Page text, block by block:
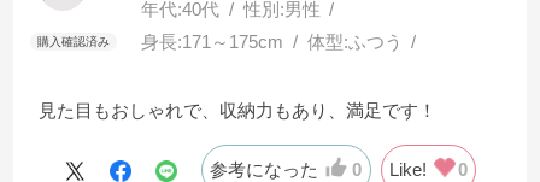
年代:40代 性別:男性
身長:171～175cm 体型:ふつう
見た目もおしゃれで、収納力もあり、満足です！
参考になった 0 Like! 0